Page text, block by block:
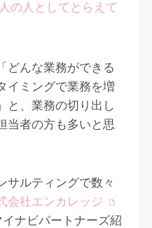
の人としてとらえて
どんな業務ができる
イミングで業務を増
と、業務の切り出し
当者の方も多いと思
サルティングで数々
会社エンカレッジ
ナビパートナーズ紹